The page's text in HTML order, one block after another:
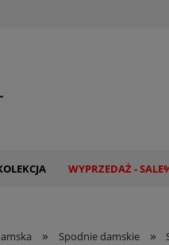
WYPRZEDAŻ -
» Spodnie damskie »